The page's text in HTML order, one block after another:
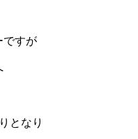
ですが
となり